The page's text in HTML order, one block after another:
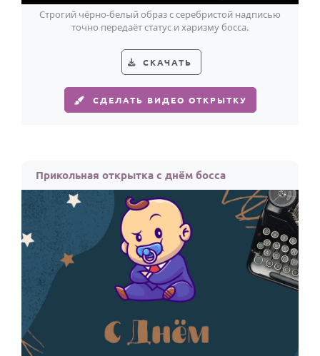
Строгий чёрно-белый образ с серебристой надписью
точно передаёт статус и харизму босса.
СКАЧАТЬ
СДЕЛАТЬ ВИДЕО ОТКРЫТКУ
Прикольная открытка с днём босса